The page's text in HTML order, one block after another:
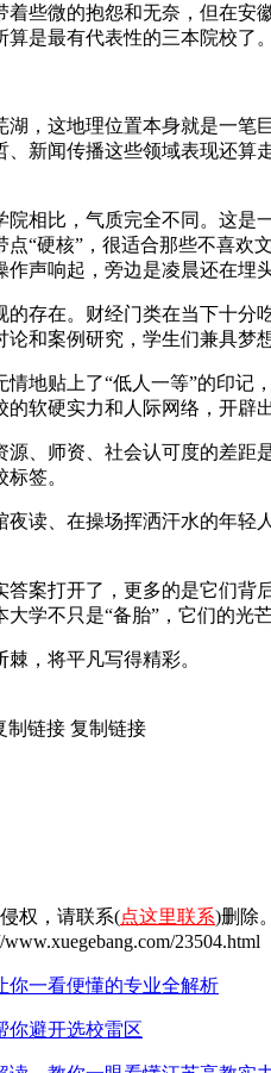
些微的抱怨和无奈，但在
是最有代表性的三本院校了
，这地理位置本身就是一笔
新闻传播这些领域表现还
相比，气质完全不同。这
“硬核”，很适合那些不喜
声响起，旁边是凌晨还在埋
存在。财经门类在当下十
和案例研究，学生们兼具梦
地贴上了“低人一等”的印
软硬实力和人际网络，开辟
、师资、社会认可度的差
签。
读、在操场挥洒汗水的年
案打开了，更多的是它们背
学不只是“备胎”，它们的光
，将平凡写得精彩。
制链接 复制链接
权，请联系(点这里联系)删除。
www.xuegebang.com/23504.html
你一看便懂的专业全解析
你避开选校雷区